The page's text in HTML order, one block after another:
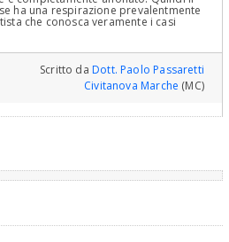
ha una respirazione prevalentmente
che conosca veramente i casi
Scritto daDott. Paolo Passaretti
Civitanova Marche (MC)